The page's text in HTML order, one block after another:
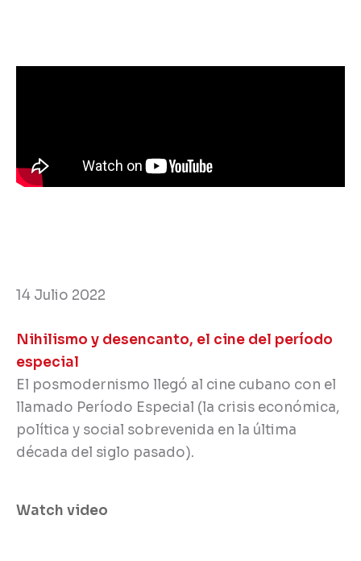
14 Julio 2022
Nihilismo y desencanto, el cine del período
especial
El posmodernismo llegó al cine cubano con el
llamado Período Especial (la crisis económica,
política y social sobrevenida en la última
década del siglo pasado).
Watch video